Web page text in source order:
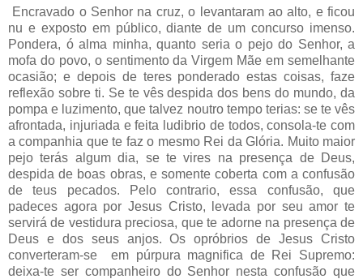
Encravado o Senhor na cruz, o levantaram ao alto, e ficou
nu e exposto em público, diante de um concurso imenso.
Pondera, ó alma minha, quanto seria o pejo do Senhor, a
mofa do povo, o sentimento da Virgem Mãe em semelhante
ocasião; e depois de teres ponderado estas coisas, faze
reflexão sobre ti. Se te vês despida dos bens do mundo, da
pompa e luzimento, que talvez noutro tempo terias: se te vês
afrontada, injuriada e feita ludibrio de todos, consola-te com
a companhia que te faz o mesmo Rei da Glória. Muito maior
pejo terás algum dia, se te vires na presença de Deus,
despida de boas obras, e somente coberta com a confusão
de teus pecados. Pelo contrario, essa confusão, que
padeces agora por Jesus Cristo, levada por seu amor te
servirá de vestidura preciosa, que te adorne na presença de
Deus e dos seus anjos. Os opróbrios de Jesus Cristo
converteram-se em púrpura magnifica de Rei Supremo:
deixa-te ser companheiro do Senhor nesta confusão que